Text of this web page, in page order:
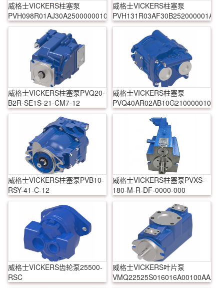
威格士VICKERS柱塞泵
PVH098R01AJ30A250000001001AB010A
威格士VICKERS柱塞泵
威格士VICKERS柱塞泵PVQ20-
B2R-SE1S-21-CM7-12
威格士VICKERS柱塞泵
威格士VICKERS柱塞泵PVB10-
RSY-41-C-12
威格士VICKERS柱塞泵PVXS-
180-M-R-DF-0000-000
威格士VICKERS齿轮泵25500-
RSC
威格士VICKERS叶片泵